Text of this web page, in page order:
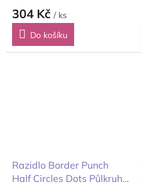
304 Kč / ks
Do košíku
Razidlo Border Punch
Half Circles Dots Půlkruhy